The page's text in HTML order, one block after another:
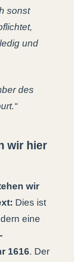
sonst
und
des
wir hier
wir
Dies ist
eine
1616. Der